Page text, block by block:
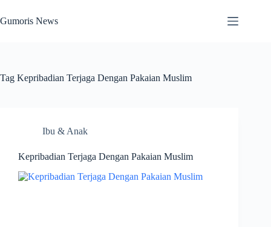
to
content
Gumoris News
Tag Kepribadian Terjaga Dengan Pakaian Muslim
Ibu & Anak
Kepribadian Terjaga Dengan Pakaian Muslim